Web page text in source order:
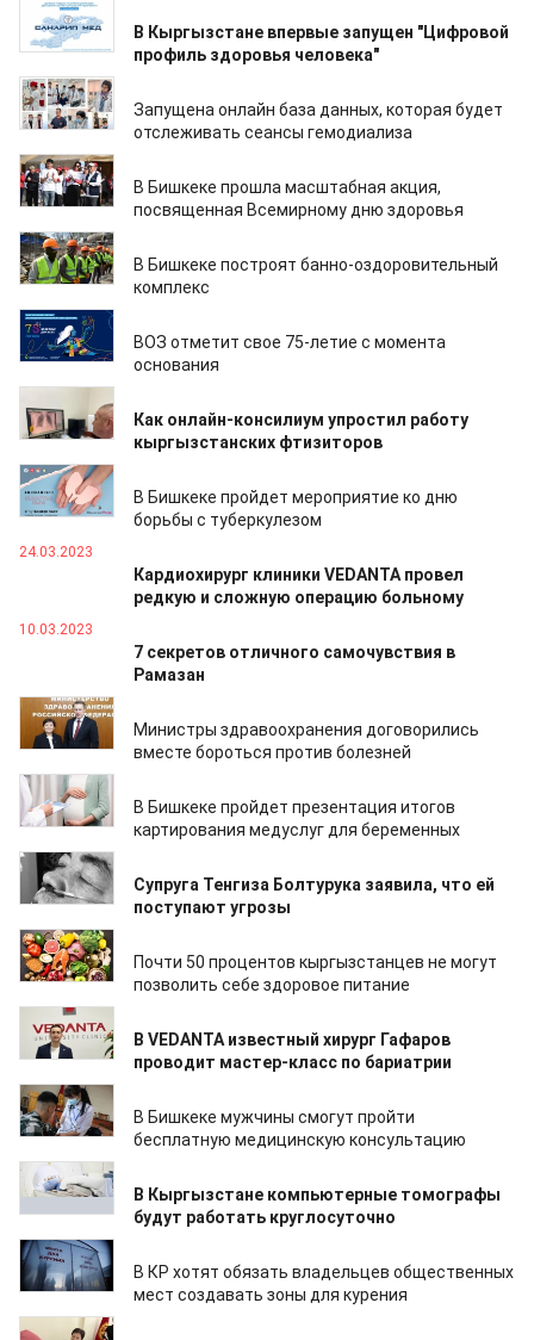
11.04.2023
В Кыргызстане впервые запущен "Цифровой
профиль здоровья человека"
10.04.2023
Запущена онлайн база данных, которая будет
отслеживать сеансы гемодиализа
06.04.2023
В Бишкеке прошла масштабная акция,
посвященная Всемирному дню здоровья
05.04.2023
В Бишкеке построят банно-оздоровительный
комплекс
03.04.2023
ВОЗ отметит свое 75-летие с момента
основания
Как онлайн-консилиум упростил работу
кыргызстанских фтизиторов
30.03.2023
В Бишкеке пройдет мероприятие ко дню
борьбы с туберкулезом
24.03.2023
Кардиохирург клиники VEDANTA провел
редкую и сложную операцию больному
10.03.2023
7 секретов отличного самочувствия в
Рамазан
09.03.2023
Министры здравоохранения договорились
вместе бороться против болезней
09.03.2023
В Бишкеке пройдет презентация итогов
картирования медуслуг для беременных
09.03.2023
Супруга Тенгиза Болтурука заявила, что ей
поступают угрозы
02.03.2023
Почти 50 процентов кыргызстанцев не могут
позволить себе здоровое питание
02.03.2023
В VEDANTA известный хирург Гафаров
проводит мастер-класс по бариатрии
27.02.2023
В Бишкеке мужчины смогут пройти
бесплатную медицинскую консультацию
25.02.2023
В Кыргызстане компьютерные томографы
будут работать круглосуточно
22.02.2023
В КР хотят обязать владельцев общественных
мест создавать зоны для курения
11.02.2023